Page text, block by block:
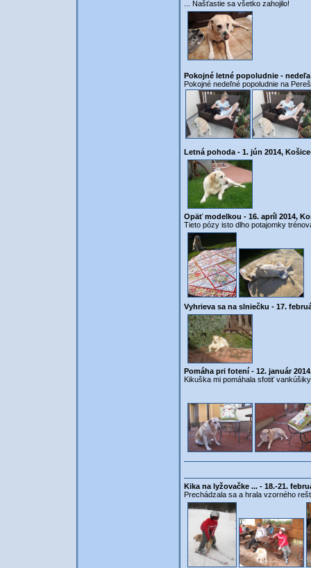
... Našťastie sa všetko zahojilo!
Pokojné letné popoludnie -
Pokojné nedeľné popoludnie na
Letná pohoda - 1. jún 2014,
Opäť modelkou - 16. apríl 2014,
Tieto pózy isto dlho potajomky
Vyhrieva sa na slniečku - 17.
Pomáha pri fotení - 12. január
Kikuška mi pomáhala sfotiť
Kika na lyžovačke ... - 18.-21.
Prechádzala sa a hrala vzorného